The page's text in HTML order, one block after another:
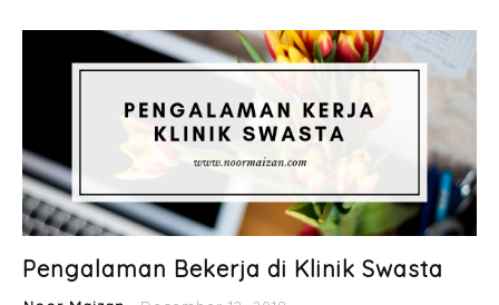
Pengalaman Bekerja di Klinik Swasta